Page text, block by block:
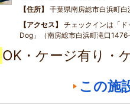
住所
千葉県南房総市白浜町白
アクセス
チェックインは「
Dog」（南房総市白浜町滝口
OK・ケージ有り・
この施